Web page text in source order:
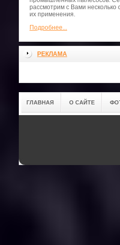
рассмотрим с Вами несколько
их применения.
Подробнее...
РЕКЛАМА
ГЛАВНАЯ О САЙТЕ